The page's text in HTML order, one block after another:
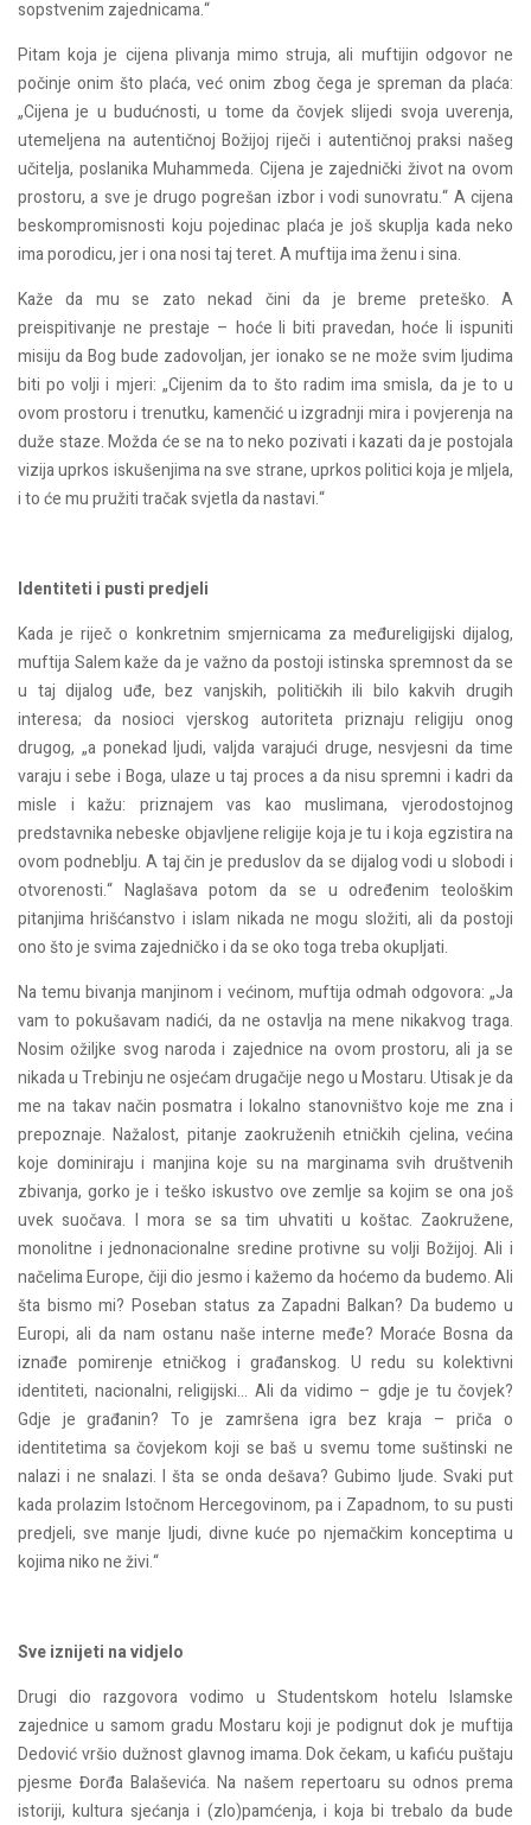
sopstvenim zajednicama.“
Pitam koja je cijena plivanja mimo struja, ali muftijin odgovor ne
počinje onim što plaća, već onim zbog čega je spreman da plaća:
„Cijena je u budućnosti, u tome da čovjek slijedi svoja uverenja,
utemeljena na autentičnoj Božijoj riječi i autentičnoj praksi našeg
učitelja, poslanika Muhammeda. Cijena je zajednički život na ovom
prostoru, a sve je drugo pogrešan izbor i vodi sunovratu.“ A cijena
beskompromisnosti koju pojedinac plaća je još skuplja kada neko
ima porodicu, jer i ona nosi taj teret. A muftija ima ženu i sina.
Kaže da mu se zato nekad čini da je breme preteško. A
preispitivanje ne prestaje – hoće li biti pravedan, hoće li ispuniti
misiju da Bog bude zadovoljan, jer ionako se ne može svim ljudima
biti po volji i mjeri: „Cijenim da to što radim ima smisla, da je to u
ovom prostoru i trenutku, kamenčić u izgradnji mira i povjerenja na
duže staze. Možda će se na to neko pozivati i kazati da je postojala
vizija uprkos iskušenjima na sve strane, uprkos politici koja je mljela,
i to će mu pružiti tračak svjetla da nastavi.“
Identiteti i pusti predjeli
Kada je riječ o konkretnim smjernicama za međureligijski dijalog,
muftija Salem kaže da je važno da postoji istinska spremnost da se
u taj dijalog uđe, bez vanjskih, političkih ili bilo kakvih drugih
interesa; da nosioci vjerskog autoriteta priznaju religiju onog
drugog, „a ponekad ljudi, valjda varajući druge, nesvjesni da time
varaju i sebe i Boga, ulaze u taj proces a da nisu spremni i kadri da
misle i kažu: priznajem vas kao muslimana, vjerodostojnog
predstavnika nebeske objavljene religije koja je tu i koja egzistira na
ovom podneblju. A taj čin je preduslov da se dijalog vodi u slobodi i
otvorenosti.“ Naglašava potom da se u određenim teološkim
pitanjima hrišćanstvo i islam nikada ne mogu složiti, ali da postoji
ono što je svima zajedničko i da se oko toga treba okupljati.
Na temu bivanja manjinom i većinom, muftija odmah odgovora: „Ja
vam to pokušavam nadići, da ne ostavlja na mene nikakvog traga.
Nosim ožiljke svog naroda i zajednice na ovom prostoru, ali ja se
nikada u Trebinju ne osjećam drugačije nego u Mostaru. Utisak je da
me na takav način posmatra i lokalno stanovništvo koje me zna i
prepoznaje. Nažalost, pitanje zaokruženih etničkih cjelina, većina
koje dominiraju i manjina koje su na marginama svih društvenih
zbivanja, gorko je i teško iskustvo ove zemlje sa kojim se ona još
uvek suočava. I mora se sa tim uhvatiti u koštac. Zaokružene,
monolitne i jednonacionalne sredine protivne su volji Božijoj. Ali i
načelima Europe, čiji dio jesmo i kažemo da hoćemo da budemo. Ali
šta bismo mi? Poseban status za Zapadni Balkan? Da budemo u
Europi, ali da nam ostanu naše interne međe? Moraće Bosna da
iznađe pomirenje etničkog i građanskog. U redu su kolektivni
identiteti, nacionalni, religijski… Ali da vidimo – gdje je tu čovjek?
Gdje je građanin? To je zamršena igra bez kraja – priča o
identitetima sa čovjekom koji se baš u svemu tome suštinski ne
nalazi i ne snalazi. I šta se onda dešava? Gubimo ljude. Svaki put
kada prolazim Istočnom Hercegovinom, pa i Zapadnom, to su pusti
predjeli, sve manje ljudi, divne kuće po njemačkim konceptima u
kojima niko ne živi.“
Sve iznijeti na vidjelo
Drugi dio razgovora vodimo u Studentskom hotelu Islamske
zajednice u samom gradu Mostaru koji je podignut dok je muftija
Dedović vršio dužnost glavnog imama. Dok čekam, u kafiću puštaju
pjesme Đorđa Balaševića. Na našem repertoaru su odnos prema
istoriji, kultura sjećanja i (zlo)pamćenja, i koja bi trebalo da bude